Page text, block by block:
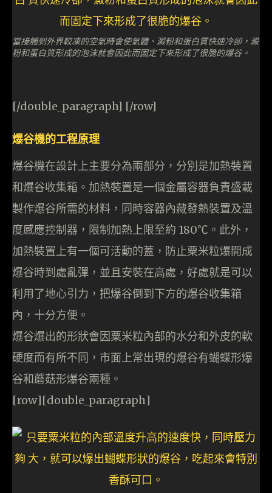
當接觸到外界較凍的空氣時會使氣體、澱粉和蛋白質快速冷卻，澱
粉和蛋白質形成的泡沫就會因此而固定下來形成了很脆的爆谷。
[/double_paragraph] [/row]
爆谷機的工程原理
爆谷機在設計上主要分為兩部分，分別是加熱裝置
和爆谷收集箱。加熱裝置是一個金屬容器負責盛載
製作爆谷所需的材料，同時容器內藏發熱裝置及溫
度感應控制器，限制加熱上限至約 180℃。此外，
加熱裝置上有一個可活動的蓋，防止粟米粒爆開成
爆谷時到處亂彈，並且安裝在高處，好處就是可以
利用了地心引力，把爆谷倒到下方的爆谷收集箱
內，十分方便。
爆谷爆出的形狀會因粟米粒內部的水分和外皮的軟
硬度而有所不同，市面上常出現的爆谷有蝴蝶形爆
谷和蘑菇形爆谷兩種。
[row][double_paragraph]